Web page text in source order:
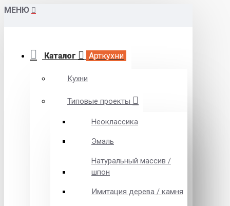
МЕНЮ
Каталог Арткухни
Кухни
Типовые проекты
Неоклассика
Эмаль
Натуральный массив /
шпон
Имитация дерева / камня